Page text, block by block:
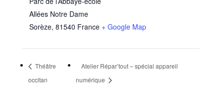
Allées Notre Dame
Sorèze, 81540 France + Google Map
Théâtre
occitan
Atelier Répar’tout – spécial appareil
numérique